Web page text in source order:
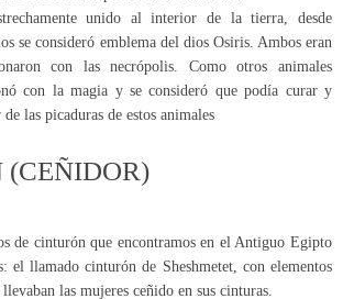
unido al interior de la tierra, desde
se consideró emblema del dios Osiris. Ambos eran
con las necrópolis. Como otros animales
con la magia y se consideró que podía curar y
las picaduras de estos animales
(CEÑIDOR)
de cinturón que encontramos en el Antiguo Egipto
el llamado cinturón de Sheshmetet, con elementos
las mujeres ceñido en sus cinturas.